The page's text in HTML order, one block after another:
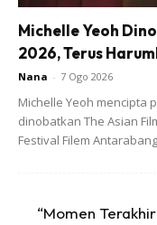
Michelle Yeoh
2026, Terus
Nana - 7 Ogo 2026
Michelle Yeoh mencipta
dinobatkan The Asian
Festival Filem
“Momen